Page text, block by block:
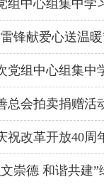
组中心组集中学
锋献爱心送温
党组中心组集中
总会拍卖捐赠活
祝改革开放40周
崇德 和谐共建